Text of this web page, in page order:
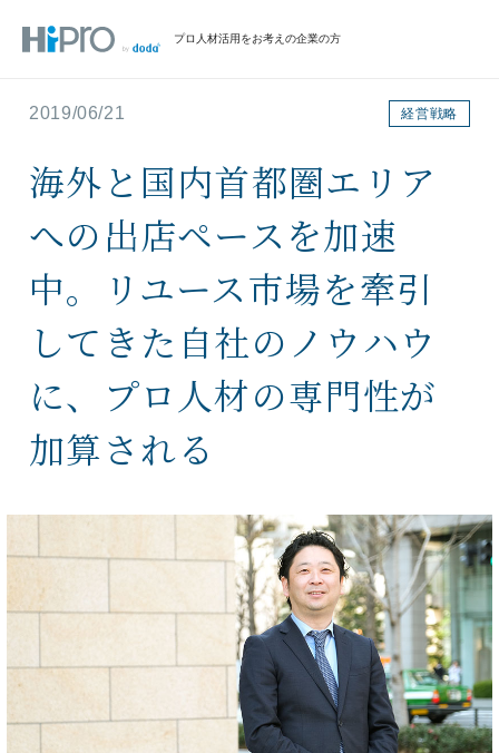
プロ人材活用をお考えの企業の方
2019/06/21 経営戦略
海外と国内首都圏エリア
への出店ペースを加速
中。リユース市場を牽引
してきた自社のノウハウ
に、プロ人材の専門性が
加算される